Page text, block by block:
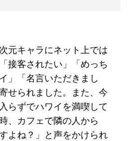
元キャラにネット上では
接客されたい」「めっち
」「名言いただきまし
せられました。また、今
らずでハワイを満喫して
、カフェで隣の人から
よね？」と声をかけられ